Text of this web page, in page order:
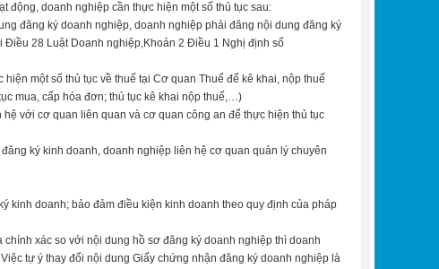
động, doanh nghiệp cần thực hiện một số thủ tục sau:
đăng ký doanh nghiệp, doanh nghiệp phải đăng nội dung đăng ký
28 Luật Doanh nghiệp,Khoản 2 Điều 1 Nghị định số
một số thủ tục về thuế tại Cơ quan Thuế để kê khai, nộp thuế
mua, cấp hóa đơn; thủ tục kê khai nộp thuế,…)
với cơ quan liên quan và cơ quan công an để thực hiện thủ tục
ký kinh doanh, doanh nghiệp liên hệ cơ quan quản lý chuyên
kinh doanh; bảo đảm điều kiện kinh doanh theo quy định của pháp
xác so với nội dung hồ sơ đăng ký doanh nghiệp thì doanh
tự ý thay đổi nội dung Giấy chứng nhận đăng ký doanh nghiệp là